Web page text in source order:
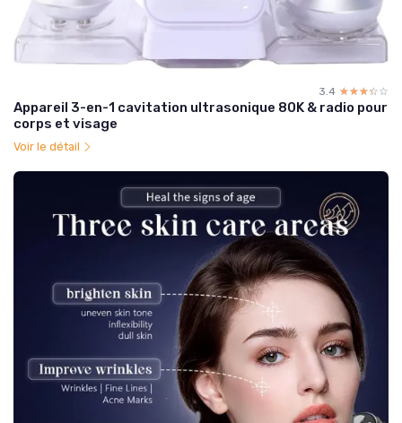
3.4 ☆☆☆☆☆
★★★★★
Appareil 3-en-1 cavitation ultrasonique 80K & radio pour
corps et visage
Voir le détail